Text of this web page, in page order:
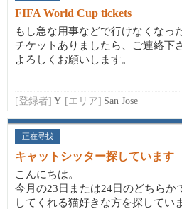
FIFA World Cup tickets
もし急な用事などで行けなくなっ
チケットありましたら、ご連絡下
よろしくお願いします。
[登録者] Y [エリア] San Jose
正在寻找
キャットシッター探しています
こんにちは。
今月の23日または24日のどちらか
してくれる猫好きな方を探してい